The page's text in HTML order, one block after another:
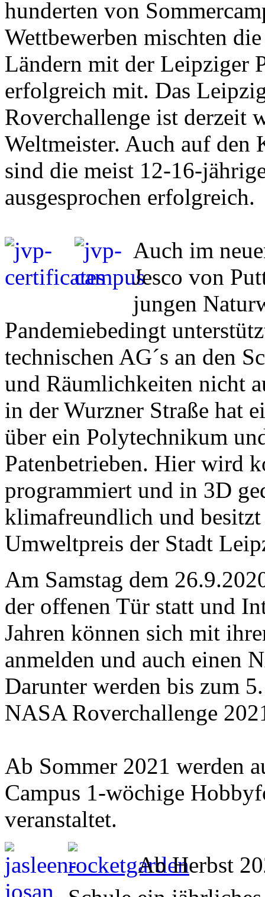
hunderten von
Wettbewerben mischten
Ländern mit der Leipziger
erfolgreich mit. Das
Roverchallenge ist derzeit
Weltmeister. Auch auf den
sind die meist 12-16-
ausgesprochen erfolgreich.
Auch im
Jesco von
jungen
Pandemiebedingt
technischen AG´s an den
und Räumlichkeiten nicht
in der Wurzner Straße hat
über ein Polytechnikum
Patenbetrieben. Hier wird
programmiert und in 3D
klimafreundlich und
Umweltpreis der Stadt
Am Samstag dem
der offenen Tür statt und
Jahren können sich mit
anmelden und auch einen
Darunter werden bis zum
NASA Roverchallenge
Ab Sommer 2021 werden
Campus 1-wöchige
veranstaltet.
Ab Herbst